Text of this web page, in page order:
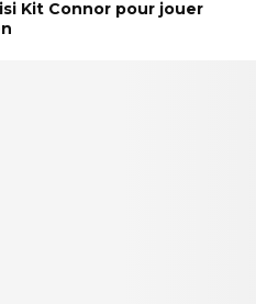
Kit Connor pour jouer